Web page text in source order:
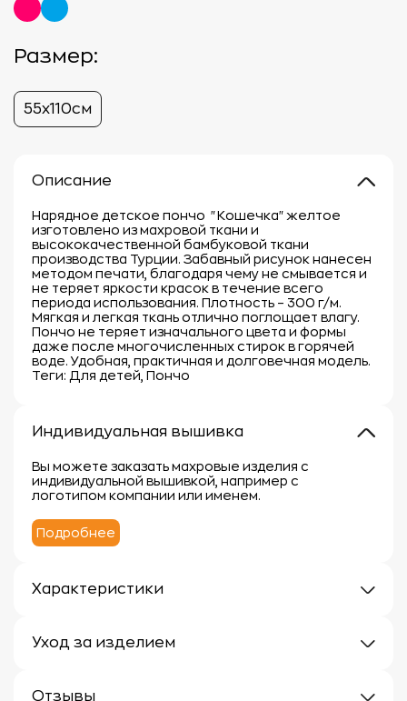
Размер:
55х110см
Описание
Нарядное детское пончо "Кошечка" желтое
изготовлено из махровой ткани и
высококачественной бамбуковой ткани
производства Турции. Забавный рисунок нанесен
методом печати, благодаря чему не смывается и
не теряет яркости красок в течение всего
периода использования. Плотность – 300 г/м.
Мягкая и легкая ткань отлично поглощает влагу.
Пончо не теряет изначального цвета и формы
даже после многочисленных стирок в горячей
воде. Удобная, практичная и долговечная модель.
Теги: Для детей, Пончо
Индивидуальная вышивка
Вы можете заказать махровые изделия с
индивидуальной вышивкой, например с
логотипом компании или именем.
Подробнее
Характеристики
Материал: 100% хлопок
Уход за изделием
чтобы сохранить их мягкость, впитывающие
Отзывы